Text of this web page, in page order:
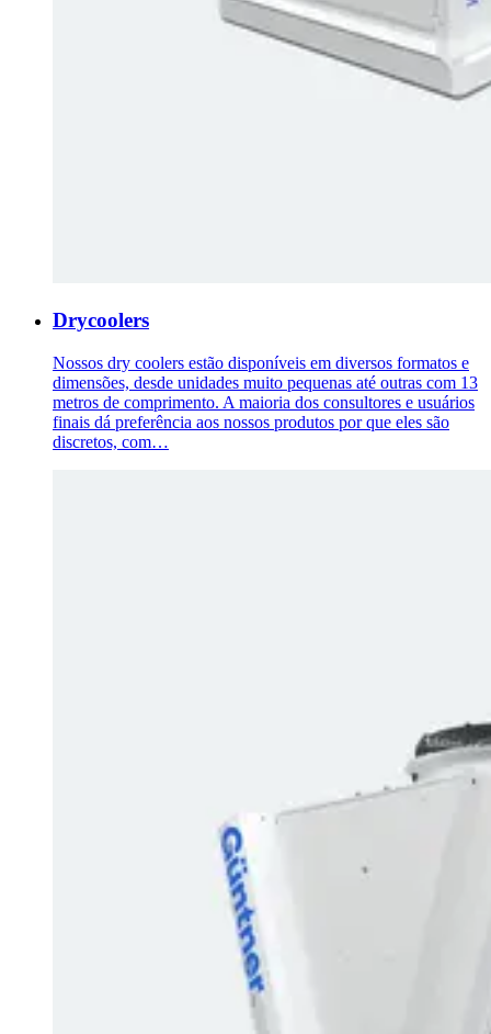
Drycoolers
Nossos dry coolers estão disponíveis em diversos formatos e
dimensões, desde unidades muito pequenas até outras com 13
metros de comprimento. A maioria dos consultores e usuários
finais dá preferência aos nossos produtos por que eles são
discretos, com…